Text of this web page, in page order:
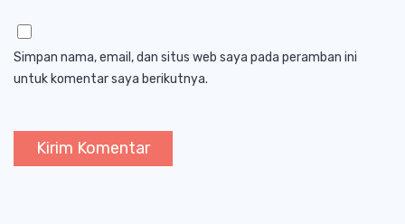
Simpan nama, email, dan situs web saya pada peramban ini
untuk komentar saya berikutnya.